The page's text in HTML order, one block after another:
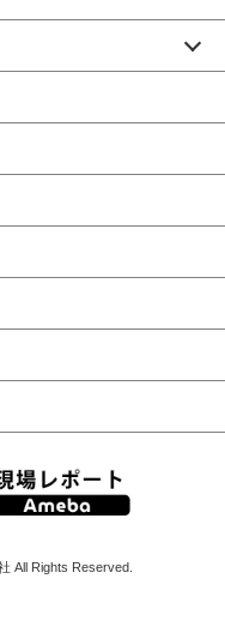
All Rights Reserved.